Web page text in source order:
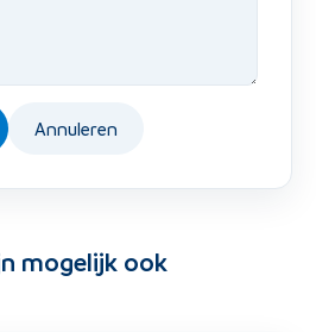
Annuleren
mogelijk ook